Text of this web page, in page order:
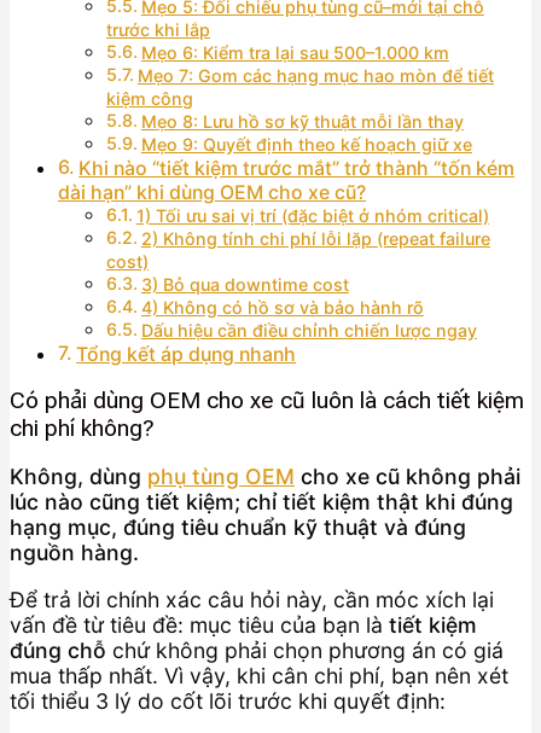
Mẹo 5: Đối chiếu phụ tùng cũ–mới tại chỗ
trước khi lắp
Mẹo 6: Kiểm tra lại sau 500–1.000 km
Mẹo 7: Gom các hạng mục hao mòn để tiết
kiệm công
Mẹo 8: Lưu hồ sơ kỹ thuật mỗi lần thay
Mẹo 9: Quyết định theo kế hoạch giữ xe
Khi nào “tiết kiệm trước mắt” trở thành “tốn kém
dài hạn” khi dùng OEM cho xe cũ?
1) Tối ưu sai vị trí (đặc biệt ở nhóm critical)
2) Không tính chi phí lỗi lặp (repeat failure
cost)
3) Bỏ qua downtime cost
4) Không có hồ sơ và bảo hành rõ
Dấu hiệu cần điều chỉnh chiến lược ngay
Tổng kết áp dụng nhanh
Có phải dùng OEM cho xe cũ luôn là cách tiết kiệm
chi phí không?
Không, dùng phụ tùng OEM cho xe cũ không phải
lúc nào cũng tiết kiệm; chỉ tiết kiệm thật khi đúng
hạng mục, đúng tiêu chuẩn kỹ thuật và đúng
nguồn hàng.
Để trả lời chính xác câu hỏi này, cần móc xích lại
vấn đề từ tiêu đề: mục tiêu của bạn là tiết kiệm
đúng chỗ chứ không phải chọn phương án có giá
mua thấp nhất. Vì vậy, khi cân chi phí, bạn nên xét
tối thiểu 3 lý do cốt lõi trước khi quyết định: